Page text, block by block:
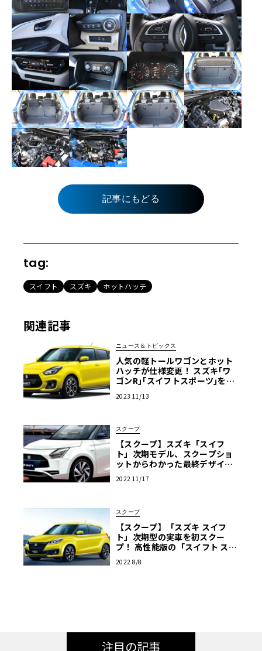
記事にもどる
tag:
スイフト スズキ ホットハッチ
関連記事
ニュース＆トピックス
人気の軽トールワゴンとホット
ハッチが仕様変更！ スズキ｢ワ
ゴンR｣｢スイフトスポーツ｣を一
2023 11/13
スクープ
【スクープ】スズキ「スイフ
ト」次期モデル、スクープショ
ットからわかった最終デザイン
2022 11/17
スクープ
【スクープ】「スズキ スイフ
ト」次期型の実車を初スクー
プ！ 高性能版の「スイフト スポ
2022 8/8
注目の記事